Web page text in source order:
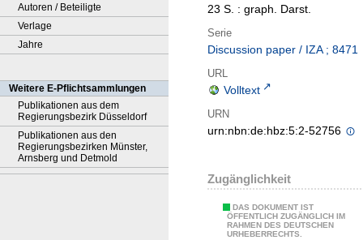
Autoren / Beteiligte
Verlage
Jahre
Weitere E-Pflichtsammlungen
Publikationen aus dem
Regierungsbezirk Düsseldorf
Publikationen aus den
Regierungsbezirken Münster,
Arnsberg und Detmold
23 S. : graph. Darst.
Serie
Discussion paper / IZA ; 8471
URL
Volltext
URN
urn:nbn:de:hbz:5:2-52756
Zugänglichkeit
DAS DOKUMENT IST
ÖFFENTLICH ZUGÄNGLICH IM
RAHMEN DES DEUTSCHEN
URHEBERRECHTS.